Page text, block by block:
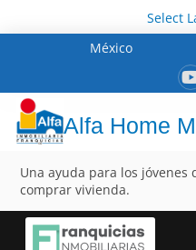
Select
México
Alfa Home
Una ayuda para los jóvenes
comprar vivienda.